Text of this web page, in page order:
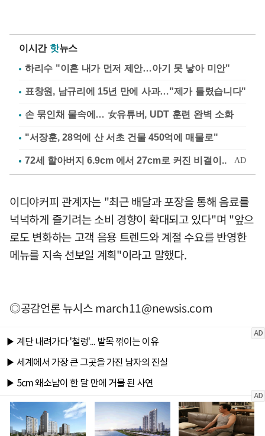
이시간 핫뉴스
하리수 "이혼 내가 먼저 제안…아기 못 낳아 미안"
표창원, 남규리에 15년 만에 사과…"제가 틀렸습니다"
손 묶인채 물속에… 女유튜버, UDT 훈련 완벽 소화
"서장훈, 28억에 산 서초 건물 450억에 매물로"
이디야커피 관계자는 "최근 배달과 포장을 통해 음료를
넉넉하게 즐기려는 소비 경향이 확대되고 있다"며 "앞으
로도 변화하는 고객 음용 트렌드와 계절 수요를 반영한
메뉴를 지속 선보일 계획"이라고 말했다.
◎공감언론 뉴시스march11@newsis.com